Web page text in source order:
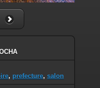
, prefecture, salon